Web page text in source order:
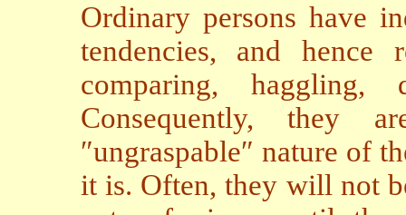
Ordinary persons have
tendencies, and
comparing, haggling,
Consequently, they
″ungraspable″ nature of
it is. Often, they will not